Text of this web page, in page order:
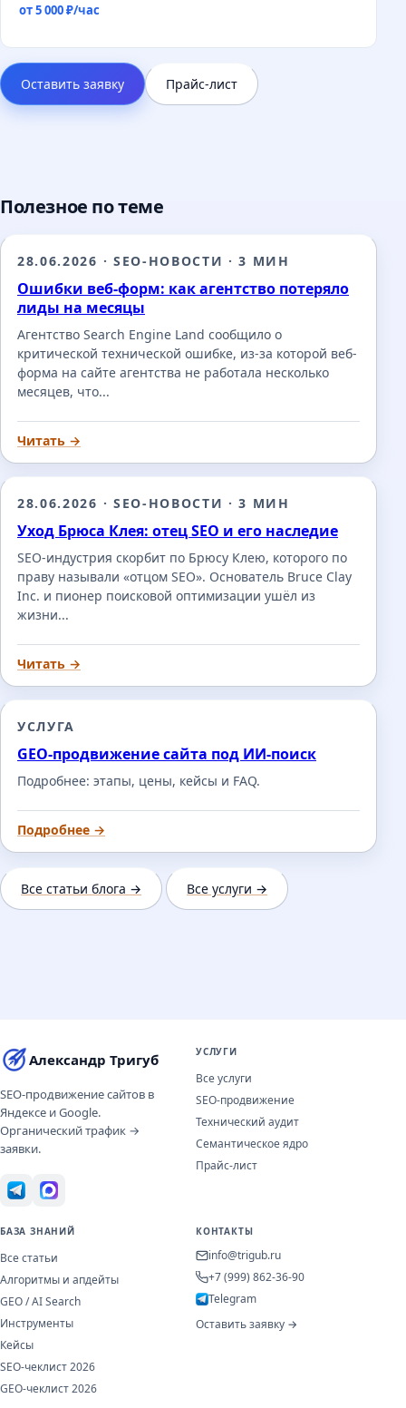
от 5 000 ₽/час
Оставить заявку Прайс-лист
Полезное по теме
28.06.2026 · SEO-НОВОСТИ · 3 МИН
Ошибки веб-форм: как агентство потеряло
лиды на месяцы
Агентство Search Engine Land сообщило о
критической технической ошибке, из-за которой веб-
форма на сайте агентства не работала несколько
месяцев, что...
Читать →
28.06.2026 · SEO-НОВОСТИ · 3 МИН
Уход Брюса Клея: отец SEO и его наследие
SEO-индустрия скорбит по Брюсу Клею, которого по
праву называли «отцом SEO». Основатель Bruce Clay
Inc. и пионер поисковой оптимизации ушёл из
жизни...
Читать →
УСЛУГА
GEO-продвижение сайта под ИИ-поиск
Подробнее: этапы, цены, кейсы и FAQ.
Подробнее →
Все статьи блога → Все услуги →
Александр Тригуб
SEO-продвижение сайтов в
Яндексе и Google.
Органический трафик →
заявки.
УСЛУГИ
Все услуги
SEO-продвижение
Технический аудит
Семантическое ядро
Прайс-лист
БАЗА ЗНАНИЙ
Все статьи
Алгоритмы и апдейты
GEO / AI Search
Инструменты
Кейсы
SEO-чеклист 2026
GEO-чеклист 2026
КОНТАКТЫ
info@trigub.ru
+7 (999) 862-36-90
Telegram
Оставить заявку →